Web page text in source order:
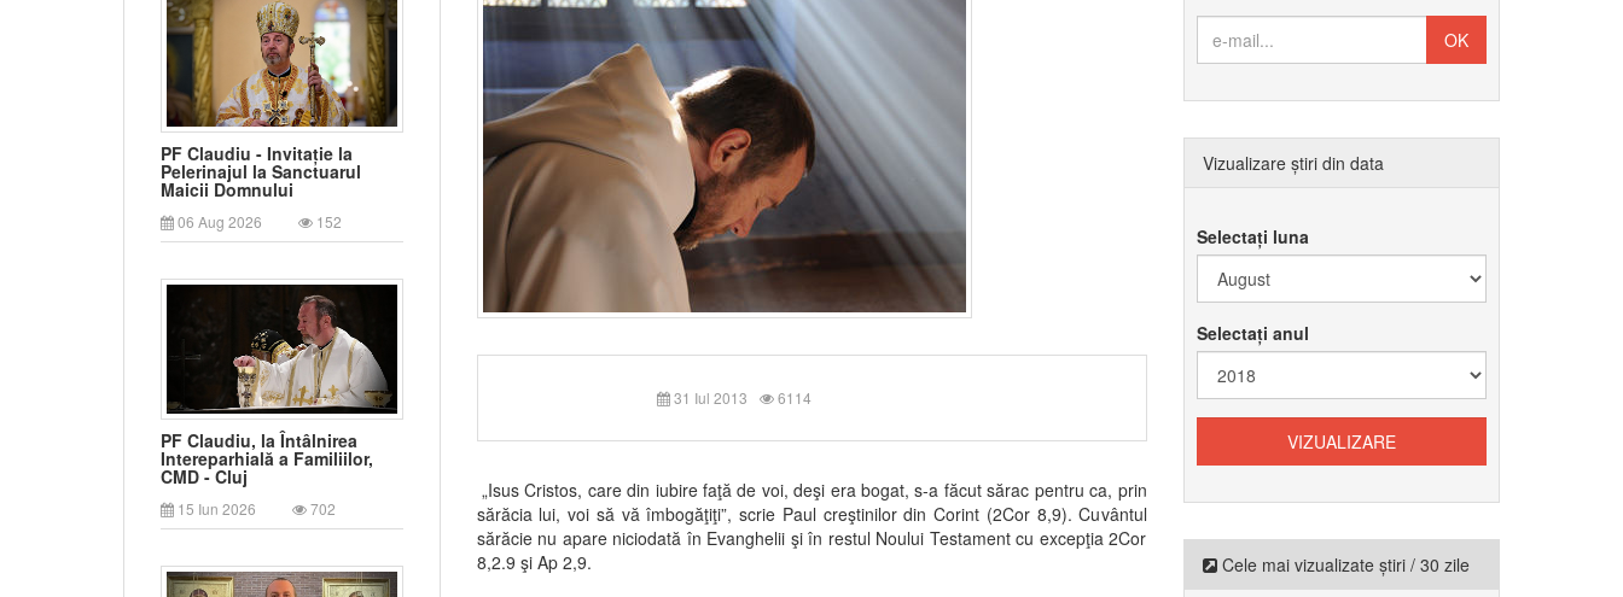
PF Claudiu - Invitație la
Pelerinajul la Sanctuarul
Maicii Domnului
06 Aug 2026 152
PF Claudiu, la Întâlnirea
Intereparhială a Familiilor,
CMD - Cluj
15 Iun 2026 702
31 Iul 2013 6114
„Isus Cristos, care din iubire faţă de voi, deşi era bogat, s-a făcut sărac pentru ca, prin
sărăcia lui, voi să vă îmbogăţiţi”, scrie Paul creştinilor din Corint (2Cor 8,9). Cuvântul
sărăcie nu apare niciodată în Evanghelii şi în restul Noului Testament cu excepţia 2Cor
8,2.9 şi Ap 2,9.
Vizualizare știri din data
Selectați luna
Selectați anul
Cele mai vizualizate știri / 30 zile